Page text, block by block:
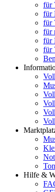
für
für
für
für
für
für
Hilfe &